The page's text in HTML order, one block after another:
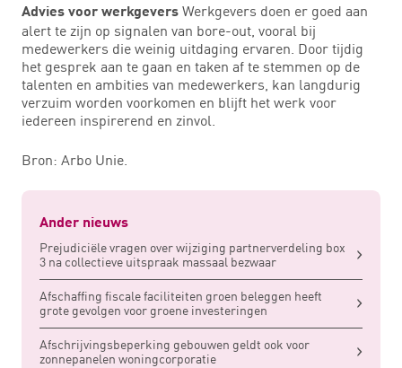
Advies voor werkgevers Werkgevers doen er goed aan
alert te zijn op signalen van bore-out, vooral bij
medewerkers die weinig uitdaging ervaren. Door tijdig
het gesprek aan te gaan en taken af te stemmen op de
talenten en ambities van medewerkers, kan langdurig
verzuim worden voorkomen en blijft het werk voor
iedereen inspirerend en zinvol.
Bron: Arbo Unie.
Ander nieuws
Prejudiciële vragen over wijziging partnerverdeling box
3 na collectieve uitspraak massaal bezwaar
Afschaffing fiscale faciliteiten groen beleggen heeft
grote gevolgen voor groene investeringen
Afschrijvingsbeperking gebouwen geldt ook voor
zonnepanelen woningcorporatie